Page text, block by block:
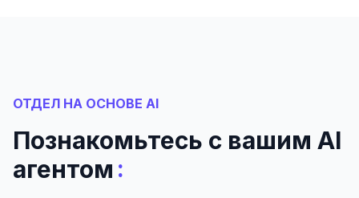
ОТДЕЛ НА ОСНОВЕ AI
Познакомьтесь с вашим AI
агентом :